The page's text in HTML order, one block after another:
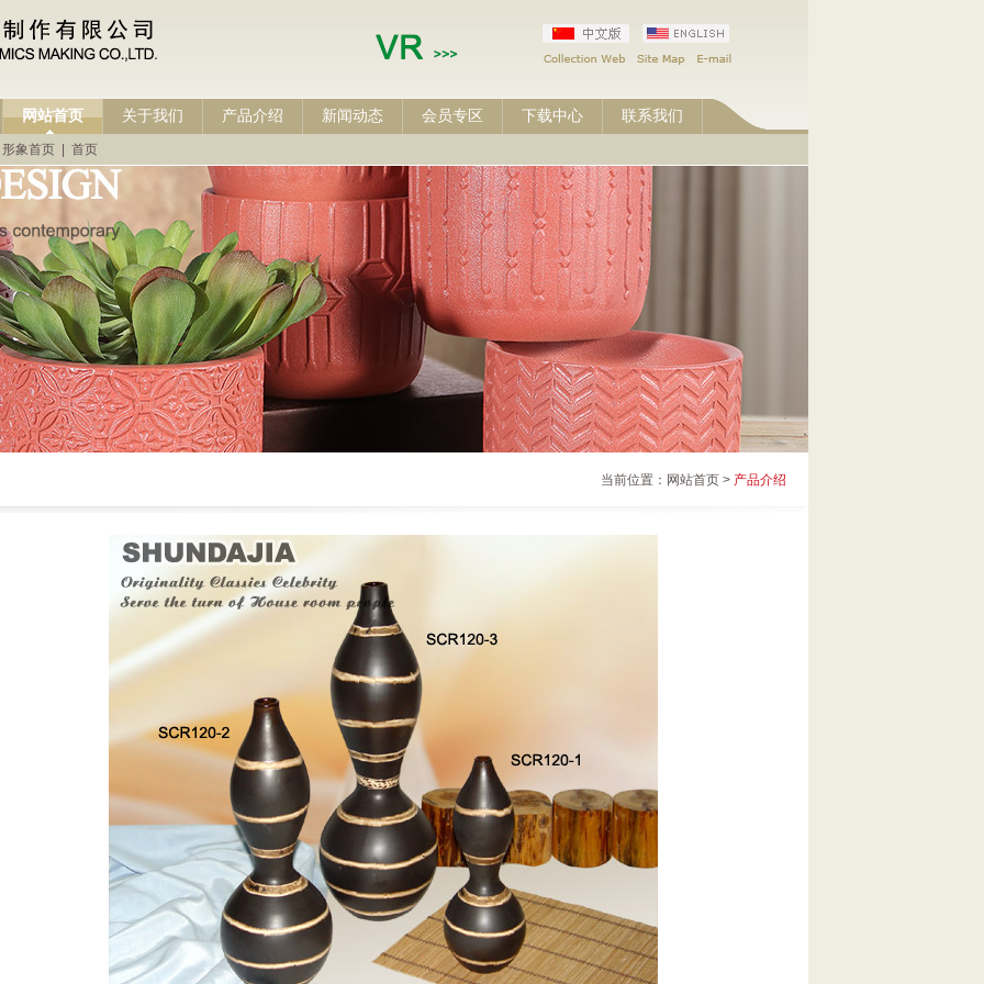
网站首页 关于我们 产品介绍 新闻动态 会员专区 下载中心 联系我们
形象首页 首页
当前位置：网站首页 > 产品介绍